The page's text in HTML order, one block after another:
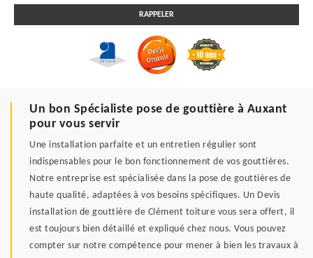
Un bon Spécialiste pose de gouttière à Auxant
pour vous servir
Une installation parfaite et un entretien régulier sont
indispensables pour le bon fonctionnement de vos gouttières.
Notre entreprise est spécialisée dans la pose de gouttières de
haute qualité, adaptées à vos besoins spécifiques. Un Devis
installation de gouttière de Clément toiture vous sera offert, il
est toujours bien détaillé et expliqué chez nous. Vous pouvez
compter sur notre compétence pour mener à bien les travaux à